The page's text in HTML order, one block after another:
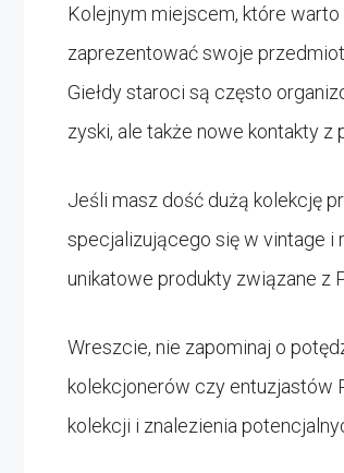
Kolejnym miejscem, które warto
zaprezentować swoje
Giełdy staroci są często
zyski, ale także nowe kontakty z
Jeśli masz dość dużą kolekcję
specjalizującego się w vintage i
unikatowe produkty związane z
Wreszcie, nie zapominaj o
kolekcjonerów czy entuzjastów
kolekcji i znalezienia